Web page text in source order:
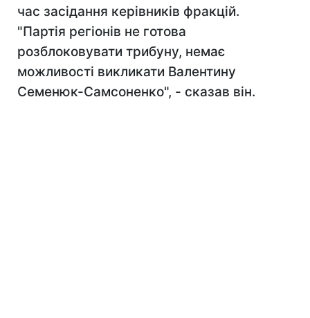
час засідання керівників фракцій.
"Партія регіонів не готова
розблоковувати трибуну, немає
можливості викликати Валентину
Семенюк-Самсоненко", - сказав він.